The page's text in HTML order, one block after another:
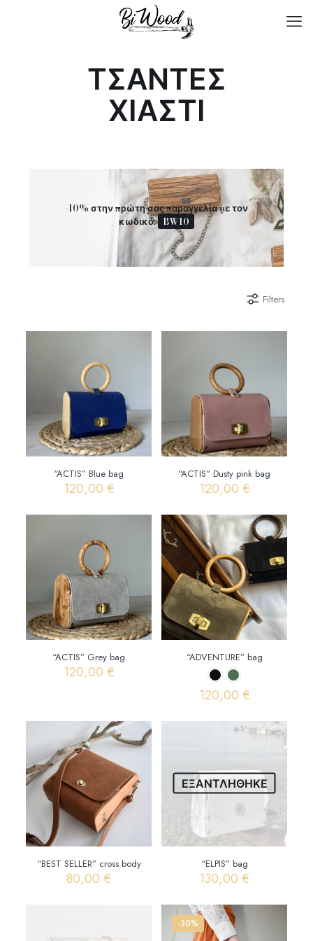
ΤΣΑΝΤΕΣ
ΧΙΑΣΤΙ
-10% στην πρώτη σας παραγγελία με τον
κωδικό: BW10
Filters
“ACTIS” Blue bag
120,00 €
“ACTIS” Dusty pink bag
120,00 €
“ACTIS” Grey bag
120,00 €
“ADVENTURE” bag
120,00 €
παραλλαγές.
Οι
επιλογές
μπορούν
να
επιλεγούν
στη
σελίδα
του
“BEST SELLER” cross body
80,00 €
ΕΞΑΝΤΛΗΘΗΚΕ
“ELPIS” bag
130,00 €
-30%